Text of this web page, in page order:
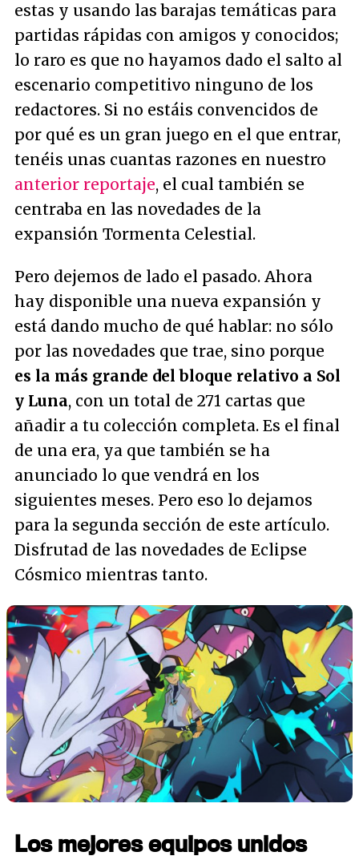
estas y usando las barajas temáticas para
partidas rápidas con amigos y conocidos;
lo raro es que no hayamos dado el salto al
escenario competitivo ninguno de los
redactores. Si no estáis convencidos de
por qué es un gran juego en el que entrar,
tenéis unas cuantas razones en nuestro
anterior reportaje, el cual también se
centraba en las novedades de la
expansión Tormenta Celestial.
Pero dejemos de lado el pasado. Ahora
hay disponible una nueva expansión y
está dando mucho de qué hablar: no sólo
por las novedades que trae, sino porque
es la más grande del bloque relativo a Sol
y Luna, con un total de 271 cartas que
añadir a tu colección completa. Es el final
de una era, ya que también se ha
anunciado lo que vendrá en los
siguientes meses. Pero eso lo dejamos
para la segunda sección de este artículo.
Disfrutad de las novedades de Eclipse
Cósmico mientras tanto.
Los mejores equipos unidos